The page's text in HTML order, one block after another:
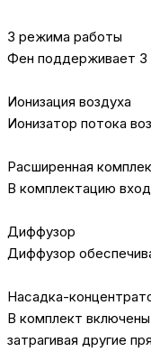
3 режима работы
Фен поддерживает 3
Ионизация воздуха
Ионизатор потока
Расширенная
В комплектацию
Диффузор
Диффузор
Насадка-
В комплект
затрагивая другие